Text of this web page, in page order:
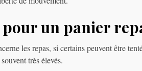
un panier
les repas, si certains peuvent être
très élevés.